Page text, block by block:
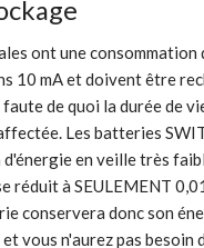
ont une consommation
10 mA et doivent être
de quoi la durée de
Les batteries
en veille très
réduit à SEULEMENT
conservera donc son
et vous n'aurez pas besoin